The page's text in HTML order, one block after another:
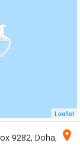
Leaflet
location_on
9282, Doha,